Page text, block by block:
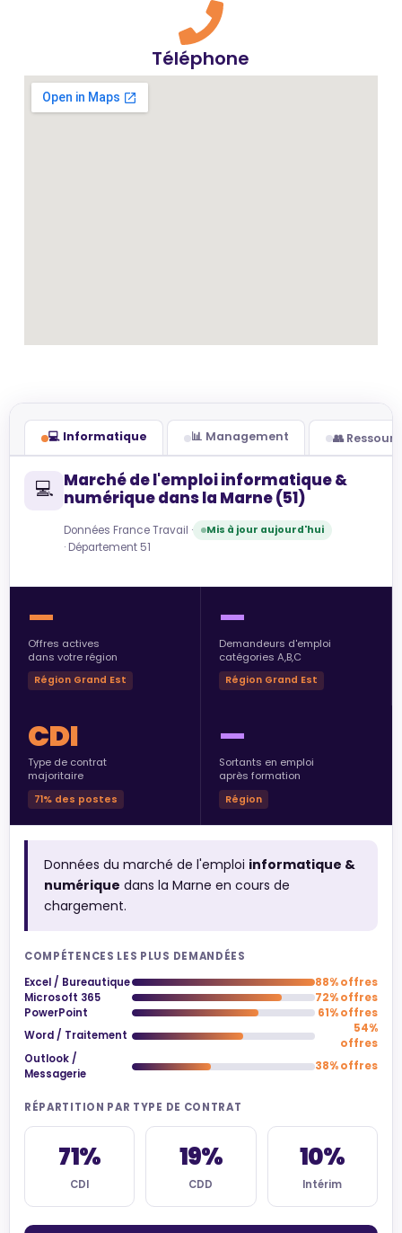
Téléphone
💻 Informatique 📊 Management 👥
💻 Marché de l'emploi informatique &
numérique dans la Marne (51)
Données France Travail · Mis à jour aujourd'hui
· Département 51
—
Offres actives
dans votre région
Région Grand Est
—
Demandeurs d'emploi
catégories A,B,C
Région Grand Est
CDI
Type de contrat
majoritaire
71% des postes
—
Sortants en emploi
après formation
Région
Données du marché de l'emploi informatique &
numérique dans la Marne en cours de
chargement.
COMPÉTENCES LES PLUS DEMANDÉES
Excel / Bureautique
88% offres
Microsoft 365
72% offres
PowerPoint
61% offres
Word / Traitement
54%
offres
Outlook /
Messagerie
38% offres
RÉPARTITION PAR TYPE DE CONTRAT
71%
CDI
19%
CDD
10%
Intérim